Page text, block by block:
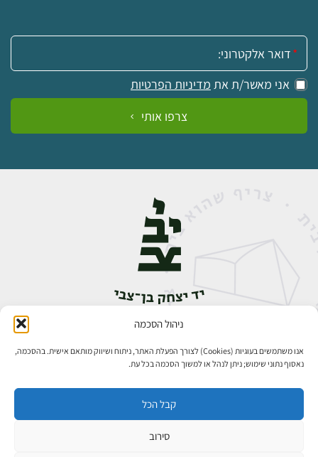
ניהול הסכמה
אנו משתמשים בעוגיות (Cookies) לצורך הפעלת האתר, ניתוח ושיווק מותאם אישית. בהסכמה,
נאסוף נתוני שימוש; ניתן לנהל או למשוך הסכמה בכל עת.
קבל הכל
סירוב
אימייל:
אני מאשר/ת את מדיניות הפרטיות
צרפו אותי
אבן גבירול 14, רחביה, ירושלים